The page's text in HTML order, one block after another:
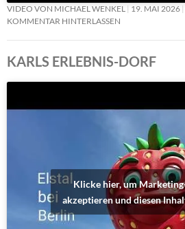
VIDEO VON MICHAEL WENKEL 19. MAI 2026
KOMMENTAR HINTERLASSEN
KARLS ERLEBNIS-DORF
Klicke hier, um
akzeptieren und diesen